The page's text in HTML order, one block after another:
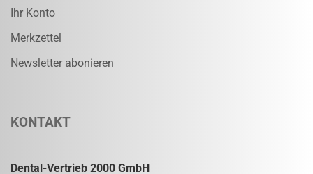
Ihr Konto
Merkzettel
Newsletter abonieren
KONTAKT
Dental-Vertrieb 2000 GmbH